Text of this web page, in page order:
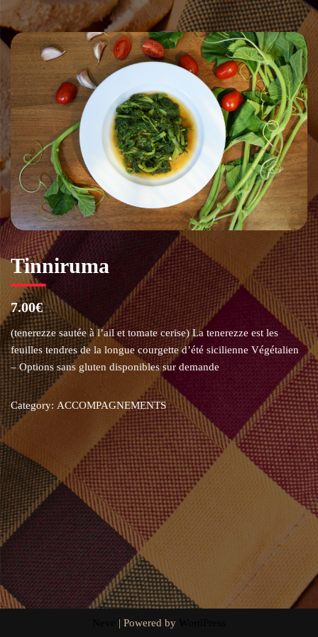
Vai
al
contenuto
Tinniruma
7.00€
(tenerezze sautée à l’ail et tomate cerise) La tenerezze est les
feuilles tendres de la longue courgette d’été sicilienne Végétalien
– Options sans gluten disponibles sur demande
Category: ACCOMPAGNEMENTS
| Powered by